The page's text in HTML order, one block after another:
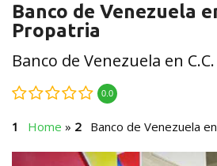
Banco de Venezuela
Propatria
Banco de Venezuela en
0.0
Home » Banco de Venezuela